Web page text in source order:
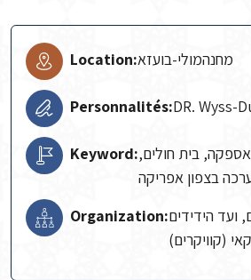
Location:מחנהמולי-בועזא
Personnalités:DR. Wyss-
Keyword:בית חולים,
בצפון אפריקה
Organization:ועד הידידים
(קוויקרים)